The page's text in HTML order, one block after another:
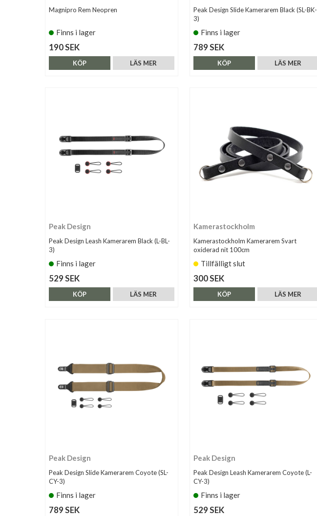
Magnipro Rem Neopren
Finns i lager
190 SEK
LÄS MER
KÖP
Peak Design Slide Kamerarem Black (SL-BK-
3)
Finns i lager
789 SEK
LÄS MER
KÖP
Peak Design
Peak Design Leash Kamerarem Black (L-BL-
3)
Finns i lager
529 SEK
LÄS MER
KÖP
Kamerastockholm
Kamerastockholm Kamerarem Svart
oxiderad nit 100cm
Tillfälligt slut
300 SEK
LÄS MER
KÖP
Peak Design
Peak Design Slide Kamerarem Coyote (SL-
CY-3)
Finns i lager
789 SEK
Peak Design
Peak Design Leash Kamerarem Coyote (L-
CY-3)
Finns i lager
529 SEK